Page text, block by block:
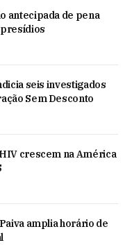
antecipada de pena
seis investigados
Sem Desconto
crescem na América
amplia horário de